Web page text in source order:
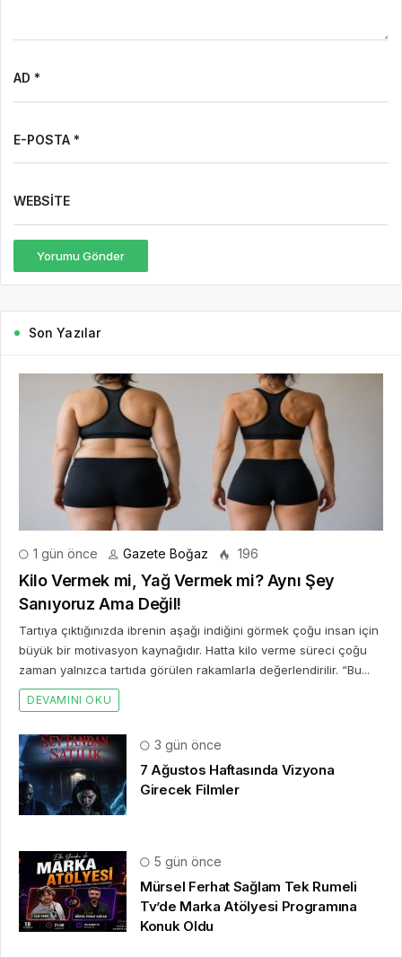
AD *
E-POSTA *
WEBSITE
Yorumu Gönder
Son Yazılar
1 gün önce Gazete Boğaz 196
Kilo Vermek mi, Yağ Vermek mi? Aynı Şey
Sanıyoruz Ama Değil!
Tartıya çıktığınızda ibrenin aşağı indiğini görmek çoğu insan için
büyük bir motivasyon kaynağıdır. Hatta kilo verme süreci çoğu
zaman yalnızca tartıda görülen rakamlarla değerlendirilir. “Bu...
DEVAMINI OKU
3 gün önce
7 Ağustos Haftasında Vizyona
Girecek Filmler
5 gün önce
Mürsel Ferhat Sağlam Tek Rumeli
Tv’de Marka Atölyesi Programına
Konuk Oldu